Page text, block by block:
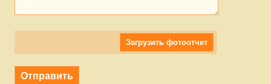
Загрузить фотоотчет